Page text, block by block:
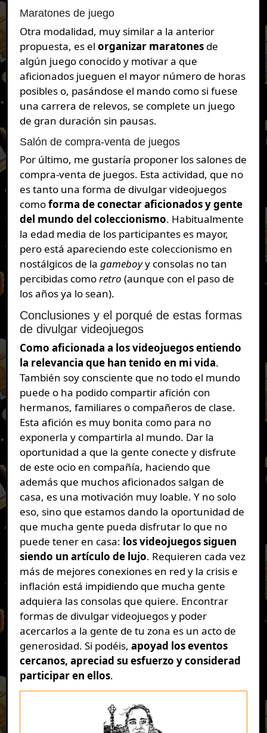
Maratones de juego
Otra modalidad, muy similar a la anterior
propuesta, es el organizar maratonesde
algún juego conocido y motivar a que
aficionados jueguen el mayor número de horas
posibles o, pasándose el mando como si fuese
una carrera de relevos, se complete un juego
de gran duración sin pausas.
Salón de compra-venta de juegos
Por último, me gustaría proponer los salones de
compra-venta de juegos. Esta actividad, que no
es tanto una forma de divulgar videojuegos
comoforma de conectar aficionados y gente
del mundo del coleccionismo. Habitualmente
la edad media de los participantes es mayor,
pero está apareciendo este coleccionismo en
nostálgicos de la gameboyy consolas no tan
percibidas comoretro (aunque con el paso de
los años ya lo sean).
Conclusiones y el porqué de estas formas
de divulgar videojuegos
Como aficionada a los videojuegos entiendo
la relevancia que han tenido en mi vida.
También soy consciente que no todo el mundo
puede o ha podido compartir afición con
hermanos, familiares o compañeros de clase.
Esta afición es muy bonita como para no
exponerla y compartirla al mundo. Dar la
oportunidad a que la gente conecte y disfrute
de este ocio en compañía, haciendo que
además que muchos aficionados salgan de
casa, es una motivación muy loable. Y no solo
eso, sino que estamos dando la oportunidad de
que mucha gente pueda disfrutar lo que no
puede tener en casa: los videojuegos siguen
siendo un artículo de lujo. Requieren cada vez
más de mejores conexiones en red y la crisis e
inflación está impidiendo que mucha gente
adquiera las consolas que quiere. Encontrar
formas de divulgar videojuegos y poder
acercarlos a la gente de tu zona es un acto de
generosidad. Si podéis, apoyad los eventos
cercanos, apreciad su esfuerzo y considerad
participar en ellos.